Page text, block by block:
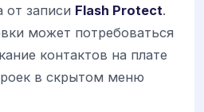
от записи Flash Protect.
может потребоваться
контактов на плате
в скрытом меню